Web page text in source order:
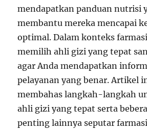
mendapatkan panduan nutrisi
membantu mereka mencapai
optimal. Dalam konteks
memilih ahli gizi yang tepat
agar Anda mendapatkan
pelayanan yang benar. Artikel
membahas langkah-langkah
ahli gizi yang tepat serta
penting lainnya seputar